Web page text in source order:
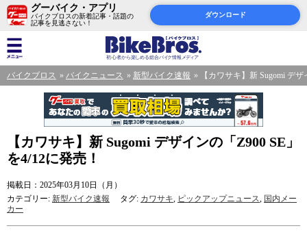
グーバイク・アプリ
バイクブロスの新着記事・話題の
記事を見逃さない！
ダウンロード
バイクブロス バイクニュース 新型バイク速報 【カワサキ】新 Sugomi デ
【カワサキ】新 Sugomi デザインの「Z900 SE」
を4/12に発売！
掲載日：2025年03月10日（月）
カテゴリー: 新型バイク速報 タグ: カワサキ, ピックアップニュース, 国内メー
カー